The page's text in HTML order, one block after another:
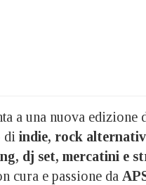
a una nuova
di indie, rock
dj set, mercatini e
cura e passione da